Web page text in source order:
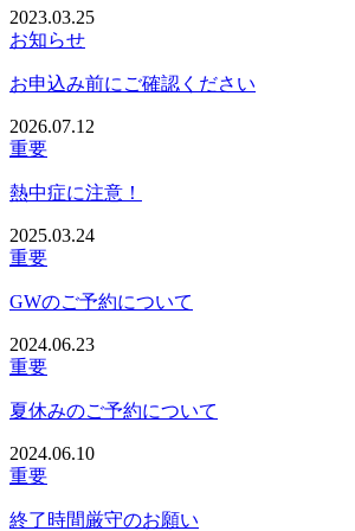
2023.03.25
お知らせ
お申込み前にご確認ください
2026.07.12
重要
熱中症に注意！
2025.03.24
重要
GWのご予約について
2024.06.23
重要
夏休みのご予約について
2024.06.10
重要
終了時間厳守のお願い